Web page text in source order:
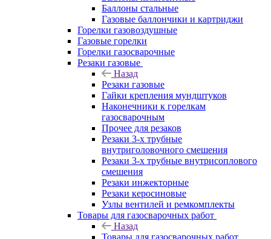
Баллоны стальные
Газовые баллончики и картриджи
Горелки газовоздушные
Газовые горелки
Горелки газосварочные
Резаки газовые
Назад
Резаки газовые
Гайки крепления мундштуков
Наконечники к горелкам
газосварочным
Прочее для резаков
Резаки 3-х трубные
внутриголовочного смешения
Резаки 3-х трубные внутрисоплового
смешения
Резаки инжекторные
Резаки керосиновые
Узлы вентилей и ремкомплекты
Товары для газосварочных работ
Назад
Товары для газосварочных работ